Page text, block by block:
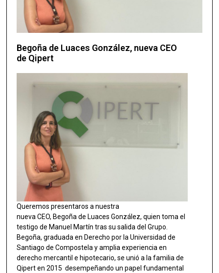
Begoña de Luaces González, nueva CEO
de Qipert
Queremos presentaros a nuestra
nueva CEO, Begoña de Luaces González, quien toma el
testigo de Manuel Martín tras su salida del Grupo.
Begoña, graduada en Derecho por la Universidad de
Santiago de Compostela y amplia experiencia en
derecho mercantil e hipotecario, se unió a la familia de
Qipert en 2015 desempeñando un papel fundamental